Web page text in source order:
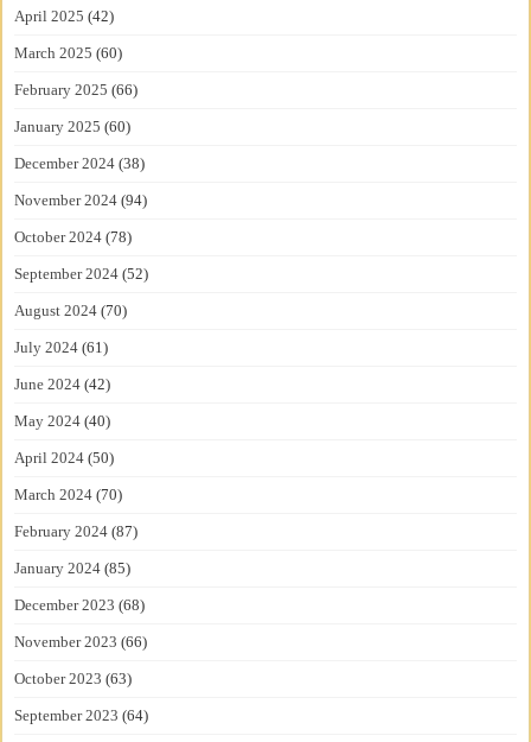
April 2025 (42)
March 2025 (60)
February 2025 (66)
January 2025 (60)
December 2024 (38)
November 2024 (94)
October 2024 (78)
September 2024 (52)
August 2024 (70)
July 2024 (61)
June 2024 (42)
May 2024 (40)
April 2024 (50)
March 2024 (70)
February 2024 (87)
January 2024 (85)
December 2023 (68)
November 2023 (66)
October 2023 (63)
September 2023 (64)